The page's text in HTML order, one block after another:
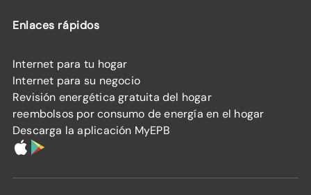
Enlaces rápidos
Internet para tu hogar
Internet para su negocio
Revisión energética gratuita del hogar
reembolsos por consumo de energía en el hogar
Descarga la aplicación MyEPB